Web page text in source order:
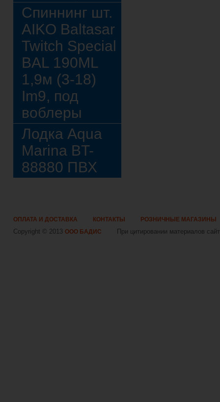
Спиннинг шт.
AIKO Baltasar
Twitch Special
BAL 190ML
1,9м (3-18)
Im9, под
воблеры
Лодка Aqua
Marina BT-
88880 ПВХ
ОПЛАТА И ДОСТАВКА КОНТАКТЫ РОЗНИЧНЫЕ МАГАЗИНЫ
Copyright © 2013 ООО БАДИС При цитировании материалов